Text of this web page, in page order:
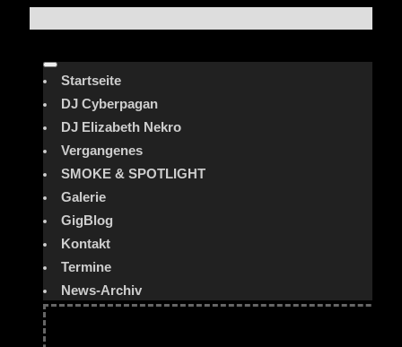
Startseite
DJ Cyberpagan
DJ Elizabeth Nekro
Vergangenes
SMOKE & SPOTLIGHT
Galerie
GigBlog
Kontakt
Termine
News-Archiv